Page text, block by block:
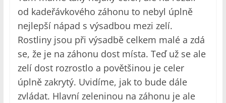
od kadeřávkového záhonu to nebyl úplně
nejlepší nápad s výsadbou mezi zelí.
Rostliny jsou při výsadbě celkem malé a zdá
se, že je na záhonu dost místa. Teď už se ale
zelí dost rozrostlo a povětšinou je celer
úplně zakrytý. Uvidíme, jak to bude dále
zvládat. Hlavní zeleninou na záhonu je ale